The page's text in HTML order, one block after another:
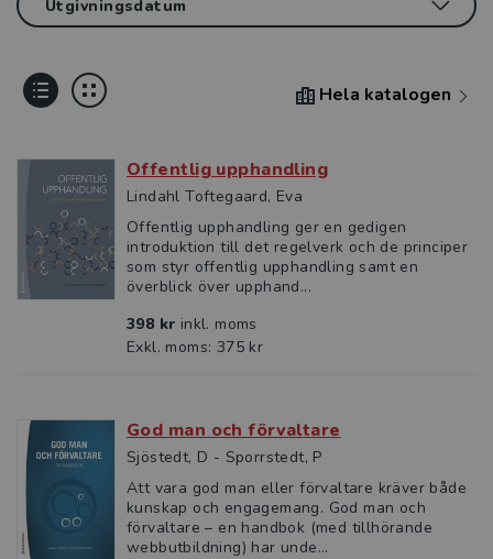
Hela katalogen
Offentlig upphandling
Lindahl Toftegaard, Eva
Offentlig upphandling ger en gedigen
introduktion till det regelverk och de principer
som styr offentlig upphandling samt en
överblick över upphand...
398 kr inkl. moms
Exkl. moms: 375 kr
God man och förvaltare
Sjöstedt, D - Sporrstedt, P
Att vara god man eller förvaltare kräver både
kunskap och engagemang. God man och
förvaltare – en handbok (med tillhörande
webbutbildning) har unde...